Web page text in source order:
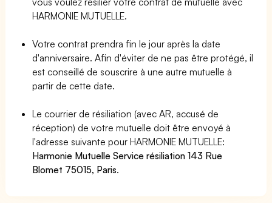
HARMONIE MUTUELLE.
Votre contrat prendra fin le jour après la date
d'anniversaire. Afin d'éviter de ne pas être protégé, il
est conseillé de souscrire à une autre mutuelle à
partir de cette date.
Le courrier de résiliation (avec AR, accusé de
réception) de votre mutuelle doit être envoyé à
l'adresse suivante pour HARMONIE MUTUELLE:
Harmonie Mutuelle Service résiliation 143 Rue
Blomet 75015, Paris.